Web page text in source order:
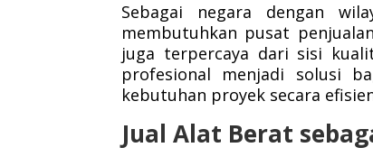
Sebagai negara dengan
membutuhkan pusat
juga terpercaya dari sisi
profesional menjadi solusi
kebutuhan proyek secara
Jual Alat Berat